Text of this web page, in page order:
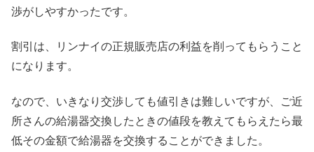
渉がしやすかったです。
割引は、リンナイの正規販売店の利益を削ってもらうこと
になります。
なので、いきなり交渉しても値引きは難しいですが、ご近
所さんの給湯器交換したときの値段を教えてもらえたら最
低その金額で給湯器を交換することができました。